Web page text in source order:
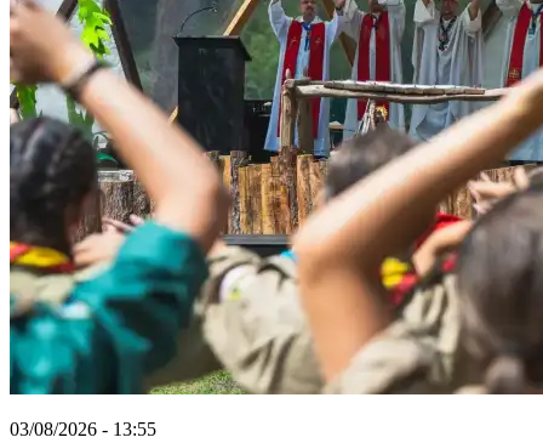
03/08/2026 - 13:55